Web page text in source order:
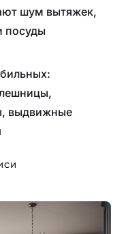
шум вытяжек,
посуды
выдвижные